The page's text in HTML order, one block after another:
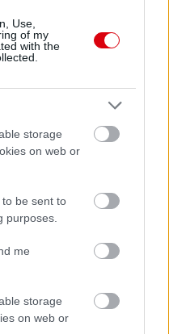
Use,
of my
with the
storage
on web or
be sent to
purposes.
me
storage
on web or
működését!